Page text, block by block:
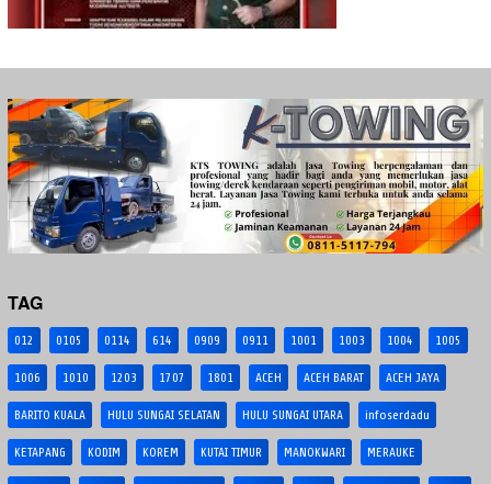
TAG
012 0105 0114 614 0909 0911 1001 1003 1004 1005
1006 1010 1203 1707 1801 ACEH ACEH BARAT ACEH JAYA
BARITO KUALA HULU SUNGAI SELATAN HULU SUNGAI UTARA infoserdadu
KETAPANG KODIM KOREM KUTAI TIMUR MANOKWARI MERAUKE